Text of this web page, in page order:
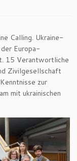
Calling. Ukraine-
Europa-
15 Verantwortliche
Zivilgesellschaft
zur
mit ukrainischen